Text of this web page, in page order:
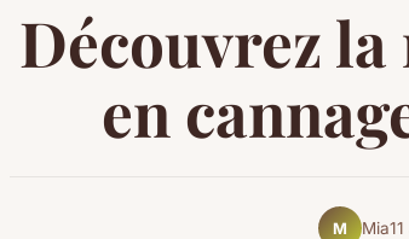
Découvrez la
en
M Mia